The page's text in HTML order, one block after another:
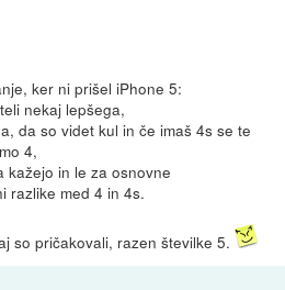
ker ni prišel iPhone 5:
nekaj lepšega,
da so videt kul in če imaš 4s se te
4,
kažejo in le za osnovne
razlike med 4 in 4s.
so pričakovali, razen številke 5.